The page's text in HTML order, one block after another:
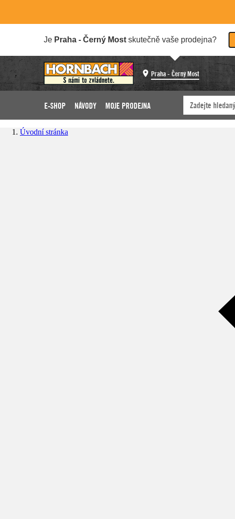
Je Praha - Černý Most skutečně vaše prodejna?
Praha - Černý Most
E-SHOP NÁVODY MOJE PRODEJNA
Úvodní stránka